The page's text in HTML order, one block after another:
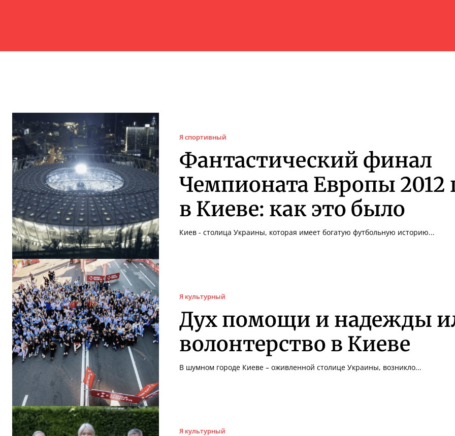
Я спортивный
Фантастический финал
Чемпионата Европы 2012
в Киеве: как это было
Киев - столица Украины, которая имеет богатую футбольную историю...
Я культурный
Дух помощи и надежды
волонтерство в Киеве
В шумном городе Киеве – оживленной столице Украины, возникло...
Я культурный